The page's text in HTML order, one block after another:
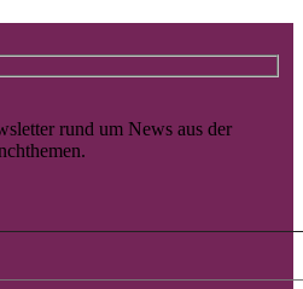
rund um News aus der